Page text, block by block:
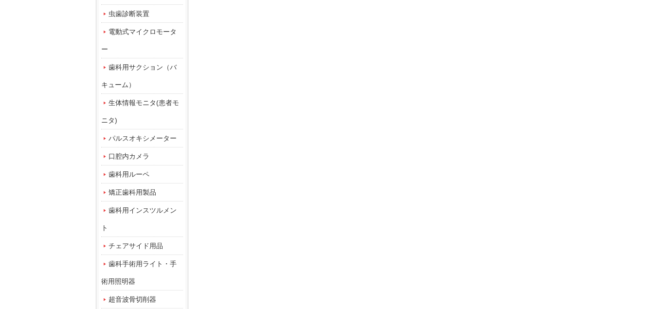
虫歯診断装置
電動式マイクロモータ
ー
歯科用サクション（バ
キューム）
生体情報モニタ(患者モ
ニタ)
パルスオキシメーター
口腔内カメラ
歯科用ルーペ
矯正歯科用製品
歯科用インスツルメン
ト
チェアサイド用品
歯科手術用ライト・手
術用照明器
超音波骨切削器